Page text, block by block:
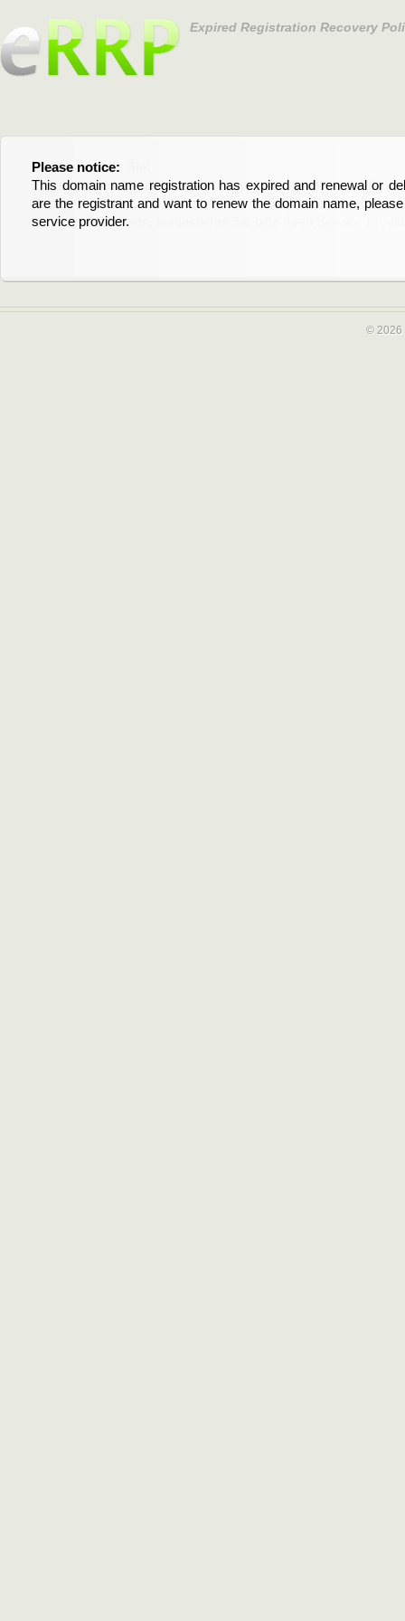
Expired Registration Recovery
Please notice:
This domain name registration has expired and renewal or
are the registrant and want to renew the domain name,
service provider.
Bitte beachten Sie:
Diese Domainregistrierung ist abgelaufen und die
Domain stehen an. Wenn Sie der Registrant sind und
verlängern möchten, kontaktieren Sie bitte Ihren Service-
© 2026